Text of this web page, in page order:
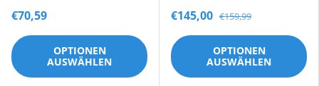
€70,59
OPTIONEN
AUSWÄHLEN
€145,00 €159,99
OPTIONEN
AUSWÄHLEN